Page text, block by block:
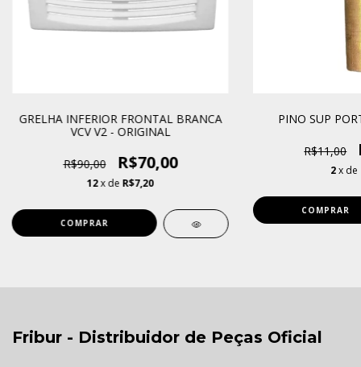
GRELHA INFERIOR FRONTAL BRANCA
VCV V2 - ORIGINAL
R$90,00 R$70,00
12x de R$7,20
PINO SUP
R$11,00
2x de
Fribur - Distribuidor de Peças Oficial